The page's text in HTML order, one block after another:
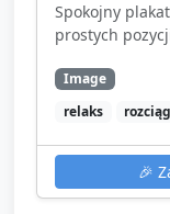
Spokojny
prostych
Image
relaks
🎉